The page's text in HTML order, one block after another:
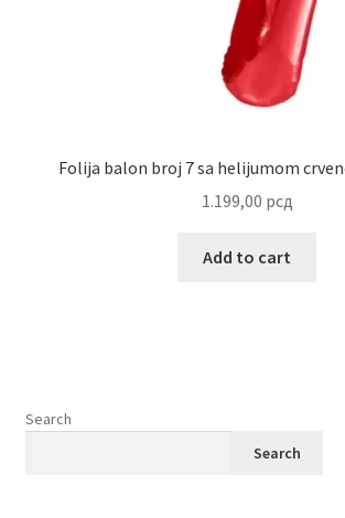
Folija balon broj 7 sa helijumom
1.199,00 рсд
Add to cart
Search
Search